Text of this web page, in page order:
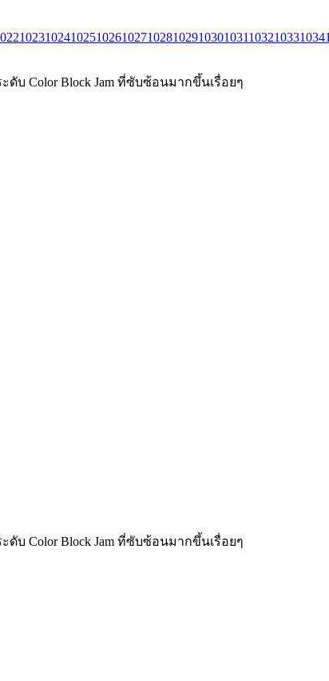
102310241025102610271028102910301031103210331034
Color Block Jam ที่ซับซ้อนมากขึ้นเรื่อยๆ
Color Block Jam ที่ซับซ้อนมากขึ้นเรื่อยๆ